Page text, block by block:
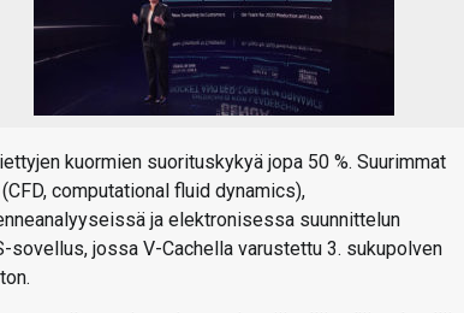
kuormien suorituskykyä jopa 50 %. Suurimmat
computational fluid dynamics),
ja elektronisessa suunnittelun
jossa V-Cachella varustettu 3. sukupolven